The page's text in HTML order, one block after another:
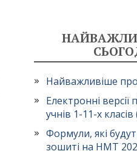
Найважливіше
Електронні версії
учнів 1-11-х
Формули, які
зошиті на НМТ